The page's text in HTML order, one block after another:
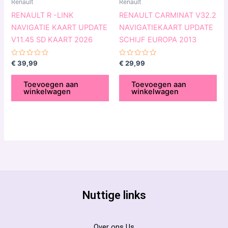
Renault
RENAULT R -LINK
NAVIGATIE KAART UPDATE
V11.45 SD KAART 2026
Gewaardeerd
0
uit
€ 39,99
Toevoegen aan
winkelwagen
Renault
RENAULT CARMINAT V32.2
NAVIGATIEKAART UPDATE
SCHIJF EUROPA 2013
Gewaardeerd
0
uit
€ 29,99
Toevoegen aan
winkelwagen
Nuttige links